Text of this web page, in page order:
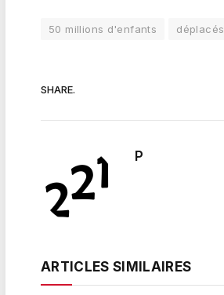
50 millions d'enfants déplacés
SHARE.
P
ARTICLES SIMILAIRES